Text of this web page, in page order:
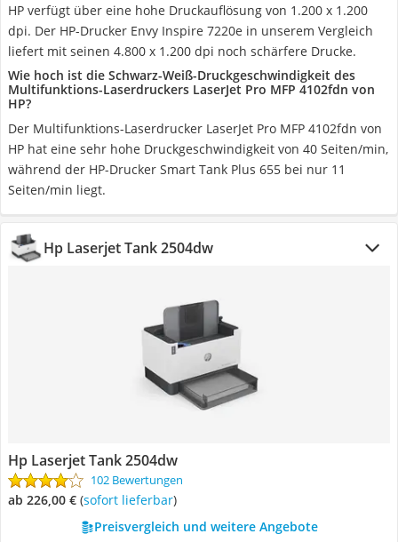
HP verfügt über eine hohe Druckauflösung von 1.200 x 1.200
dpi. Der HP-Drucker Envy Inspire 7220e in unserem Vergleich
liefert mit seinen 4.800 x 1.200 dpi noch schärfere Drucke.
Wie hoch ist die Schwarz-Weiß-Druckgeschwindigkeit des
Multifunktions-Laserdruckers LaserJet Pro MFP 4102fdn von
HP?
Der Multifunktions-Laserdrucker LaserJet Pro MFP 4102fdn von
HP hat eine sehr hohe Druckgeschwindigkeit von 40 Seiten/min,
während der HP-Drucker Smart Tank Plus 655 bei nur 11
Seiten/min liegt.
Hp Laserjet Tank 2504dw
Hp Laserjet Tank 2504dw
102 Bewertungen
ab 226,00 € ( Sofort lieferbar)
Preisvergleich und weitere Angebote